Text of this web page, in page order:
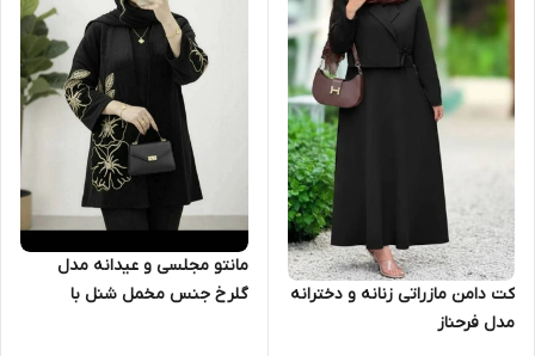
کت دامن مازراتی زنانه و دخترانه
مدل فرحناز
مانتو مجلسی و عیدانه مدل
گلرخ جنس مخمل شنل با